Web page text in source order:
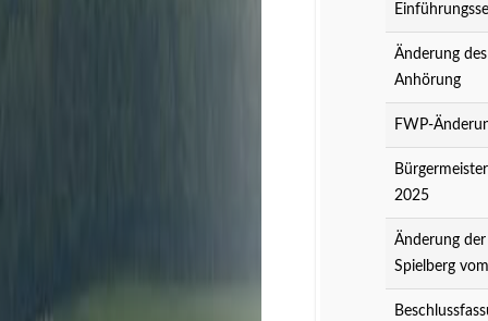
Änderung
Anhörung
FWP-
2025
Änderung
Spielberg